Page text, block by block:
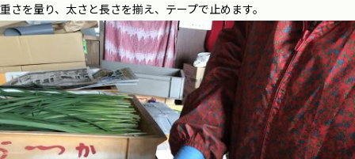
重さを量り、太さと長さを揃え、テープで止めます。